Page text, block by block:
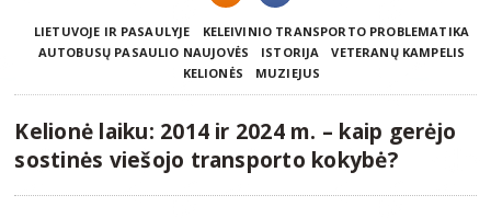
LIETUVOJE IR PASAULYJE
KELEIVINIO TRANSPORTO PROBLEMATIKA
AUTOBUSŲ PASAULIO NAUJOVĖS
ISTORIJA
VETERANŲ KAMPELIS
KELIONĖS
MUZIEJUS
Kelionė laiku: 2014 ir 2024 m. – kaip gerėjo
sostinės viešojo transporto kokybė?